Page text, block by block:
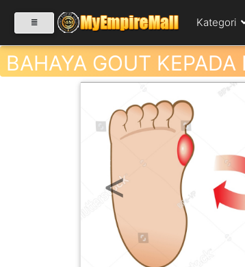
Kategori
BAHAYA GOUT
Previous